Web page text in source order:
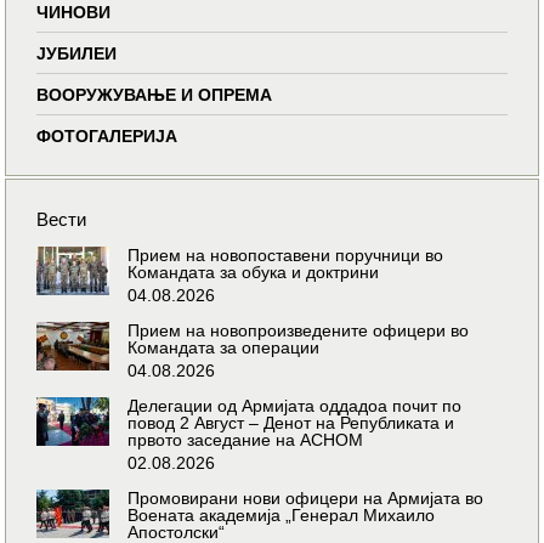
ЧИНОВИ
ЈУБИЛЕИ
ВООРУЖУВАЊЕ И ОПРЕМА
ФОТОГАЛЕРИЈА
Вести
Прием на новопоставени поручници во
Командата за обука и доктрини
04.08.2026
Прием на новопроизведените офицери во
Командата за операции
04.08.2026
Делегации од Армијата оддадоа почит по
повод 2 Август – Денот на Републиката и
првото заседание на АСНОМ
02.08.2026
Промовирани нови офицери на Армијата во
Воената академија „Генерал Михаило
Апостолски“